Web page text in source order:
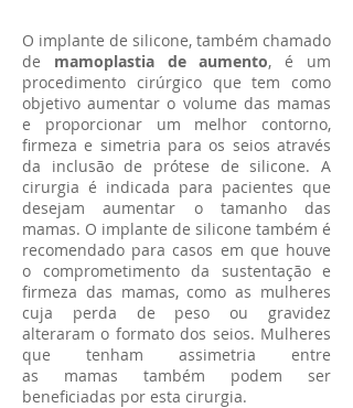
O implante de silicone, também chamado
de mamoplastia de aumento, é um
procedimento cirúrgico que tem como
objetivo aumentar o volume das mamas
e proporcionar um melhor contorno,
firmeza e simetria para os seios através
da inclusão de prótese de silicone. A
cirurgia é indicada para pacientes que
desejam aumentar o tamanho das
mamas. O implante de silicone também é
recomendado para casos em que houve
o comprometimento da sustentação e
firmeza das mamas, como as mulheres
cuja perda de peso ou gravidez
alteraram o formato dos seios. Mulheres
que tenham assimetria entre
as mamas também podem ser
beneficiadas por esta cirurgia.